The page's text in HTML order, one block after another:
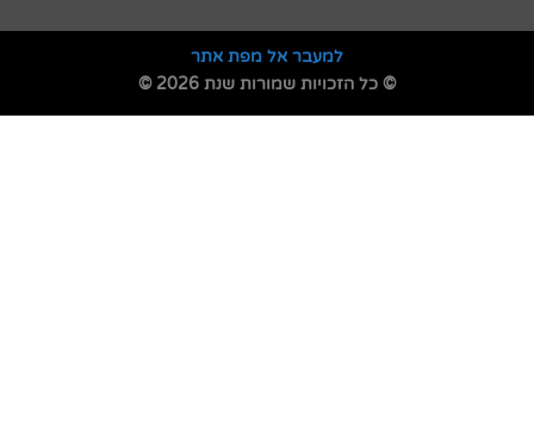
למעבר אל מפת אתר
© כל הזכויות שמורות שנת 2026 ©